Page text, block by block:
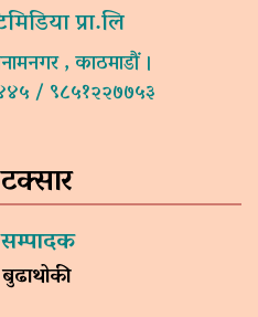
प्रा.लि
, काठमाडौं ।
/ ९८५१२२७७५३